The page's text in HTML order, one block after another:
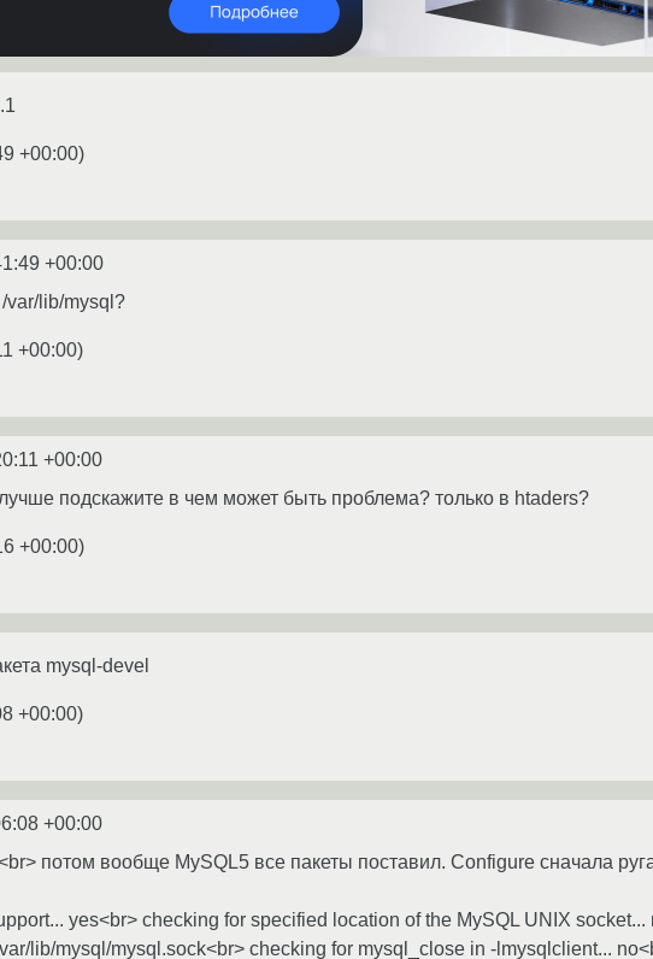
+00:00)
+00:00
var/lib/mysql?
+00:00)
+00:00
подскажите в чем может быть проблема? только в htaders?
+00:00)
mysql-devel
+00:00)
+00:00
потом вообще MySQL5 все пакеты поставил. Configure сначала
yes<br> checking for specified location of the MySQL UNIX
lib/mysql/mysql.sock<br> checking for mysql_close in -lmysqlclient...